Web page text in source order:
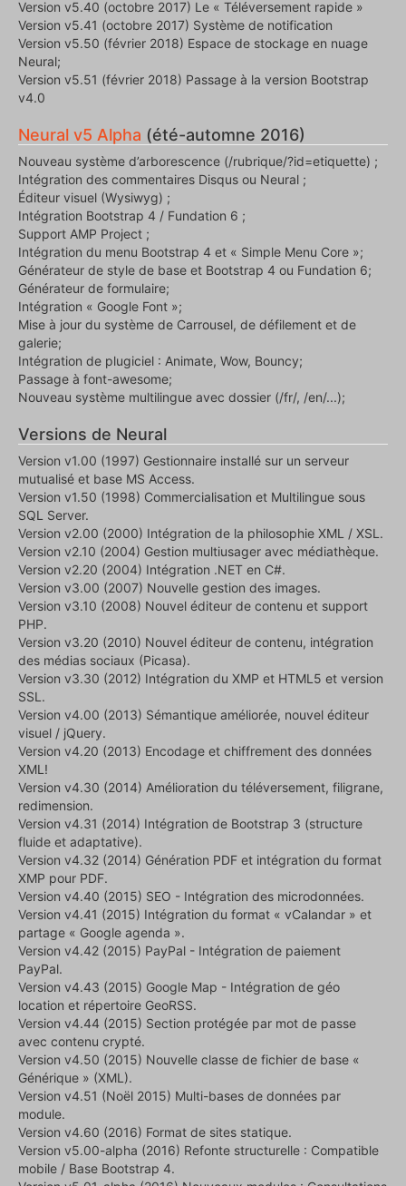
Version v5.40 (octobre 2017) Le « Téléversement rapide »
Version v5.41 (octobre 2017) Système de notification
Version v5.50 (février 2018) Espace de stockage en nuage
Neural;
Version v5.51 (février 2018) Passage à la version Bootstrap
v4.0
Neural v5 Alpha (été-automne 2016)
Nouveau système d’arborescence (/rubrique/?id=etiquette) ;
Intégration des commentaires Disqus ou Neural ;
Éditeur visuel (Wysiwyg) ;
Intégration Bootstrap 4 / Fundation 6 ;
Support AMP Project ;
Intégration du menu Bootstrap 4 et « Simple Menu Core »;
Générateur de style de base et Bootstrap 4 ou Fundation 6;
Générateur de formulaire;
Intégration « Google Font »;
Mise à jour du système de Carrousel, de défilement et de
galerie;
Intégration de plugiciel : Animate, Wow, Bouncy;
Passage à font-awesome;
Nouveau système multilingue avec dossier (/fr/, /en/...);
Versions de Neural
Version v1.00 (1997) Gestionnaire installé sur un serveur
mutualisé et base MS Access.
Version v1.50 (1998) Commercialisation et Multilingue sous
SQL Server.
Version v2.00 (2000) Intégration de la philosophie XML / XSL.
Version v2.10 (2004) Gestion multiusager avec médiathèque.
Version v2.20 (2004) Intégration .NET en C#.
Version v3.00 (2007) Nouvelle gestion des images.
Version v3.10 (2008) Nouvel éditeur de contenu et support
PHP.
Version v3.20 (2010) Nouvel éditeur de contenu, intégration
des médias sociaux (Picasa).
Version v3.30 (2012) Intégration du XMP et HTML5 et version
SSL.
Version v4.00 (2013) Sémantique améliorée, nouvel éditeur
visuel / jQuery.
Version v4.20 (2013) Encodage et chiffrement des données
XML!
Version v4.30 (2014) Amélioration du téléversement, filigrane,
redimension.
Version v4.31 (2014) Intégration de Bootstrap 3 (structure
fluide et adaptative).
Version v4.32 (2014) Génération PDF et intégration du format
XMP pour PDF.
Version v4.40 (2015) SEO - Intégration des microdonnées.
Version v4.41 (2015) Intégration du format « vCalandar » et
partage « Google agenda ».
Version v4.42 (2015) PayPal - Intégration de paiement
PayPal.
Version v4.43 (2015) Google Map - Intégration de géo
location et répertoire GeoRSS.
Version v4.44 (2015) Section protégée par mot de passe
avec contenu crypté.
Version v4.50 (2015) Nouvelle classe de fichier de base «
Générique » (XML).
Version v4.51 (Noël 2015) Multi-bases de données par
module.
Version v4.60 (2016) Format de sites statique.
Version v5.00-alpha (2016) Refonte structurelle : Compatible
mobile / Base Bootstrap 4.